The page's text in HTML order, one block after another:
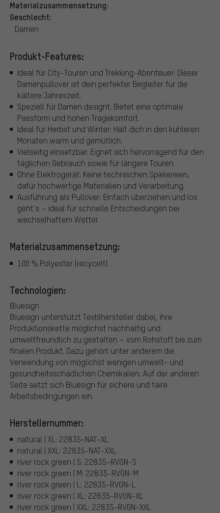
Materialzusammensetzung:
Geschlecht:
Damen
Produkt-Features:
Ideal für City-Touren und Trekking-Abenteuer: Dieser
Damenpullover ist dein perfekter Begleiter für die
kältere Jahreszeit.
Speziell für Damen designt: Bietet eine optimale
Passform und hohen Tragekomfort.
Ideal für Herbst und Winter: Hält dich in den kühleren
Monaten warm und gemütlich.
Vielseitig einsetzbar: Eignet sich hervorragend für den
täglichen Gebrauch sowie für längere Touren.
Ohne Elektrogerät: Keine technischen Spielereien,
dafür hochwertige Materialien und Verarbeitung.
Ausführung als Pullover: Einfach überziehen und los
geht’s – ideal für schnelle Entscheidungen bei
wechselhaftem Wetter.
Materialzusammensetzung:
100 % Polyester (recycelt)
Technologien:
Bluesign
Bluesign unterstützt Textilhersteller dabei, ihre
Produktionskette möglichst nachhaltig und
umweltfreundlich zu gestalten – vom Rohstoff bis zum
finalen Produkt. Dazu gehört unter anderem die
Verwendung von möglichst wenigen umwelt- und
gesundheitsschädlichen Chemikalien. Auf der anderen
Seite setzt sich Bluesign für sichere und faire
Arbeitsbedingungen ein.
Herstellernummer:
natural | XL: 22835-NAT-XL
natural | XXL: 22835-NAT-XXL
river rock green | S: 22835-RVGN-S
river rock green | M: 22835-RVGN-M
river rock green | L: 22835-RVGN-L
river rock green | XL: 22835-RVGN-XL
river rock green | XXL: 22835-RVGN-XXL